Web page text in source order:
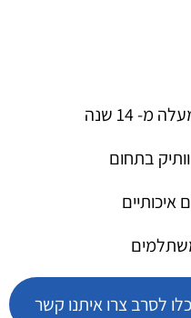
מ- 14 שנה
בתחום
איכותיים
לסרב צרו איתנו קשר